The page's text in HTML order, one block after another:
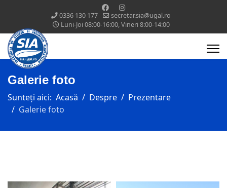
0336 130 177
secretar.sia@ugal.ro
Luni-Joi 08:00-16:00, Vineri 8:00-14:00
Galerie foto
Sunteți aici: Acasă Despre
Prezentare
Galerie foto